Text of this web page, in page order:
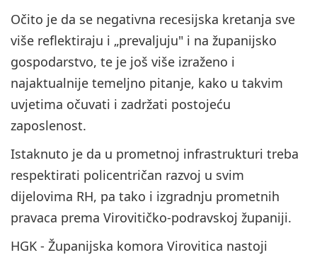
Očito je da se negativna recesijska kretanja sve
više reflektiraju i „prevaljuju" i na županijsko
gospodarstvo, te je još više izraženo i
najaktualnije temeljno pitanje, kako u takvim
uvjetima očuvati i zadržati postojeću
zaposlenost.
Istaknuto je da u prometnoj infrastrukturi treba
respektirati policentričan razvoj u svim
dijelovima RH, pa tako i izgradnju prometnih
pravaca prema Virovitičko-podravskoj županiji.
HGK - Županijska komora Virovitica nastoji